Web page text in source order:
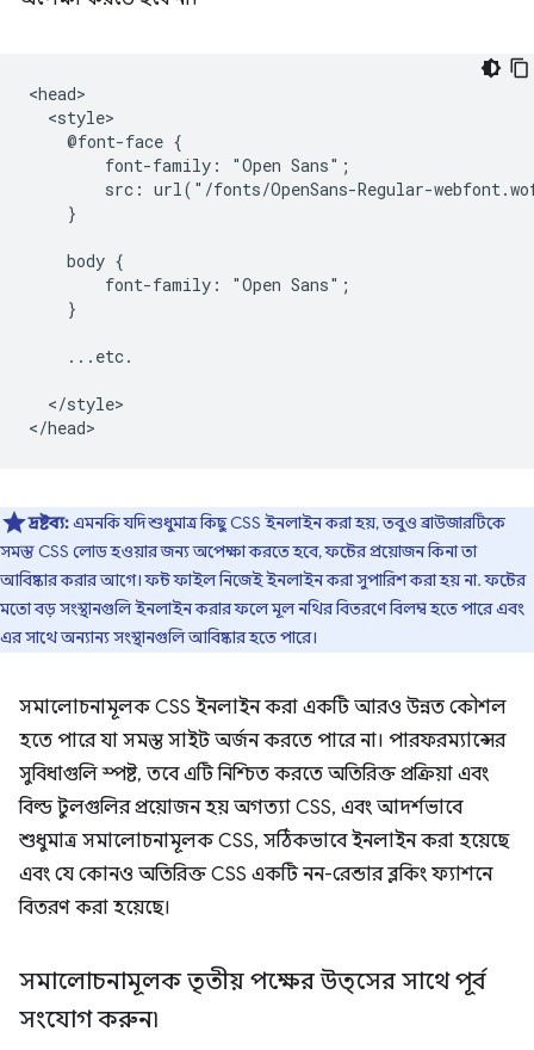
<head>
  <style>
    @font-face {
        font-family: "Open Sans";
src: url("/fonts/OpenSans-Regular-
    }
    body {
        font-family: "Open Sans";
    }
    ...etc.
  </style>
দ্রষ্টব্য:এমনকি যদি শুধুমাত্র কিছু CSS ইনলাইন করা হয়, তবুও ব্রাউজারটিকে
সমস্ত CSS লোড হওয়ার জন্য অপেক্ষা করতে হবে, ফন্টের প্রয়োজন কিনা তা
আবিষ্কার করার আগে। ফন্ট ফাইল নিজেই ইনলাইন করা সুপারিশ করা হয় না. ফন্টের
মতো বড় সংস্থানগুলি ইনলাইন করার ফলে মূল নথির বিতরণে বিলম্ব হতে পারে এবং
এর সাথে অন্যান্য সংস্থানগুলি আবিষ্কার হতে পারে।
সমালোচনামূলক CSS ইনলাইন করা একটি আরও উন্নত কৌশল
হতে পারে যা সমস্ত সাইট অর্জন করতে পারে না। পারফরম্যান্সের
সুবিধাগুলি স্পষ্ট, তবে এটি নিশ্চিত করতে অতিরিক্ত প্রক্রিয়া এবং
বিল্ড টুলগুলির প্রয়োজন হয় অগত্যা CSS, এবং আদর্শভাবে
শুধুমাত্র সমালোচনামূলক CSS, সঠিকভাবে ইনলাইন করা হয়েছে
এবং যে কোনও অতিরিক্ত CSS একটি নন-রেন্ডার ব্লকিং ফ্যাশনে
বিতরণ করা হয়েছে।
সমালোচনামূলক তৃতীয় পক্ষের উত্সের সাথে পূর্ব
সংযোগ করুন৷